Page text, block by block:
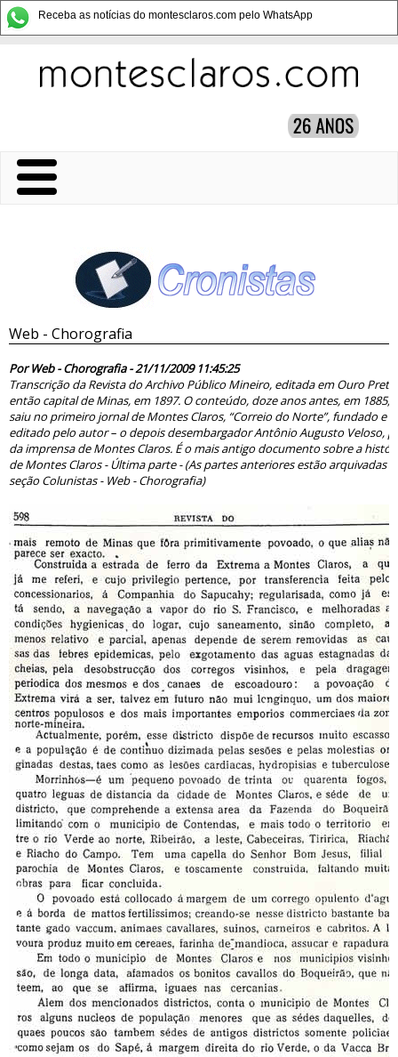
Receba as notícias do montesclaros.com pelo WhatsApp
Web - Chorografia
Por Web - Chorografia - 21/11/2009 11:45:25
Transcrição da Revista do Archivo Público Mineiro, editada em Ouro Preto,
então capital de Minas, em 1897. O conteúdo, doze anos antes, em 1885,
saiu no primeiro jornal de Montes Claros, “Correio do Norte”, fundado e
editado pelo autor – o depois desembargador Antônio Augusto Veloso,
da imprensa de Montes Claros. É o mais antigo documento sobre a
de Montes Claros - Última parte - (As partes anteriores estão arquivadas
seção Colunistas - Web - Chorografia)